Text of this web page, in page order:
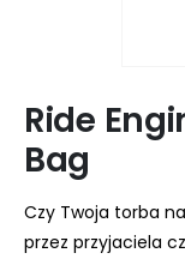
Ride
Bag
Czy Twoja torba
przez przyjaciela